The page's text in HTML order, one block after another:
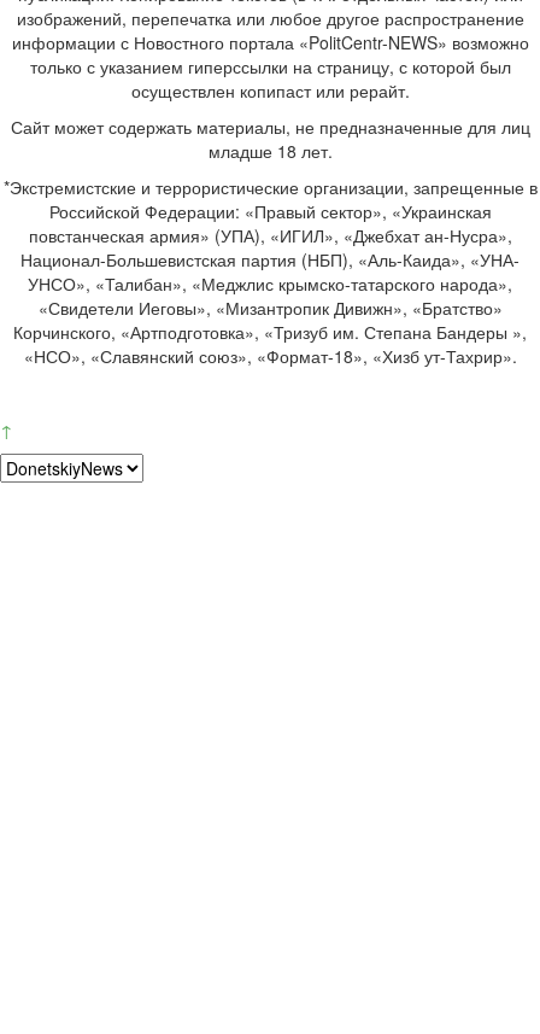
изображений, перепечатка или любое другое распространение
информации с Новостного портала «PolitCentr-NEWS» возможно
только с указанием гиперссылки на страницу, с которой был
осуществлен копипаст или рерайт.
Сайт может содержать материалы, не предназначенные для лиц
младше 18 лет.
*Экстремистские и террористические организации, запрещенные в
Российской Федерации: «Правый сектор», «Украинская
повстанческая армия» (УПА), «ИГИЛ», «Джебхат ан-Нусра»,
Национал-Большевистская партия (НБП), «Аль-Каида», «УНА-
УНСО», «Талибан», «Меджлис крымско-татарского народа»,
«Свидетели Иеговы», «Мизантропик Дивижн», «Братство»
Корчинского, «Артподготовка», «Тризуб им. Степана Бандеры »,
«НСО», «Славянский союз», «Формат-18», «Хизб ут-Тахрир».
↑